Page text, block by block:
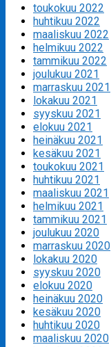
toukokuu 2022
huhtikuu 2022
maaliskuu 2022
helmikuu 2022
tammikuu 2022
joulukuu 2021
marraskuu 2021
lokakuu 2021
syyskuu 2021
elokuu 2021
heinäkuu 2021
kesäkuu 2021
toukokuu 2021
huhtikuu 2021
maaliskuu 2021
helmikuu 2021
tammikuu 2021
joulukuu 2020
marraskuu 2020
lokakuu 2020
syyskuu 2020
elokuu 2020
heinäkuu 2020
kesäkuu 2020
huhtikuu 2020
maaliskuu 2020